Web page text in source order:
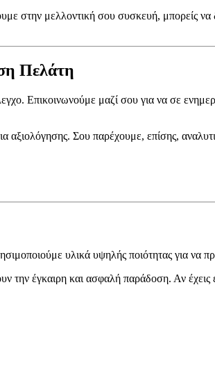
στην μελλοντική σου συσκευή, μπορείς να
Πελάτη
Επικοινωνούμε μαζί σου για να σε
αξιολόγησης. Σου παρέχουμε, επίσης,
υλικά υψηλής ποιότητας για
την έγκαιρη και ασφαλή παράδοση. Αν έχεις